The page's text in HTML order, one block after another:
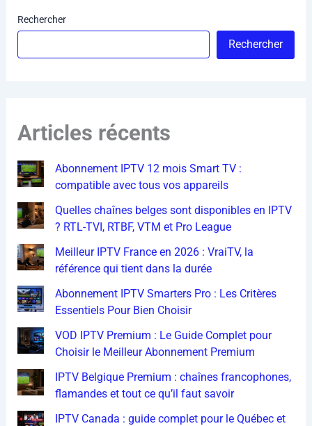
Rechercher
Rechercher
Articles récents
Abonnement IPTV 12 mois Smart TV :
compatible avec tous vos appareils
Quelles chaînes belges sont disponibles en IPTV
? RTL-TVI, RTBF, VTM et Pro League
Meilleur IPTV France en 2026 : VraiTV, la
référence qui tient dans la durée
Abonnement IPTV Smarters Pro : Les Critères
Essentiels Pour Bien Choisir
VOD IPTV Premium : Le Guide Complet pour
Choisir le Meilleur Abonnement Premium
IPTV Belgique Premium : chaînes francophones,
flamandes et tout ce qu’il faut savoir
IPTV Canada : guide complet pour le Québec et